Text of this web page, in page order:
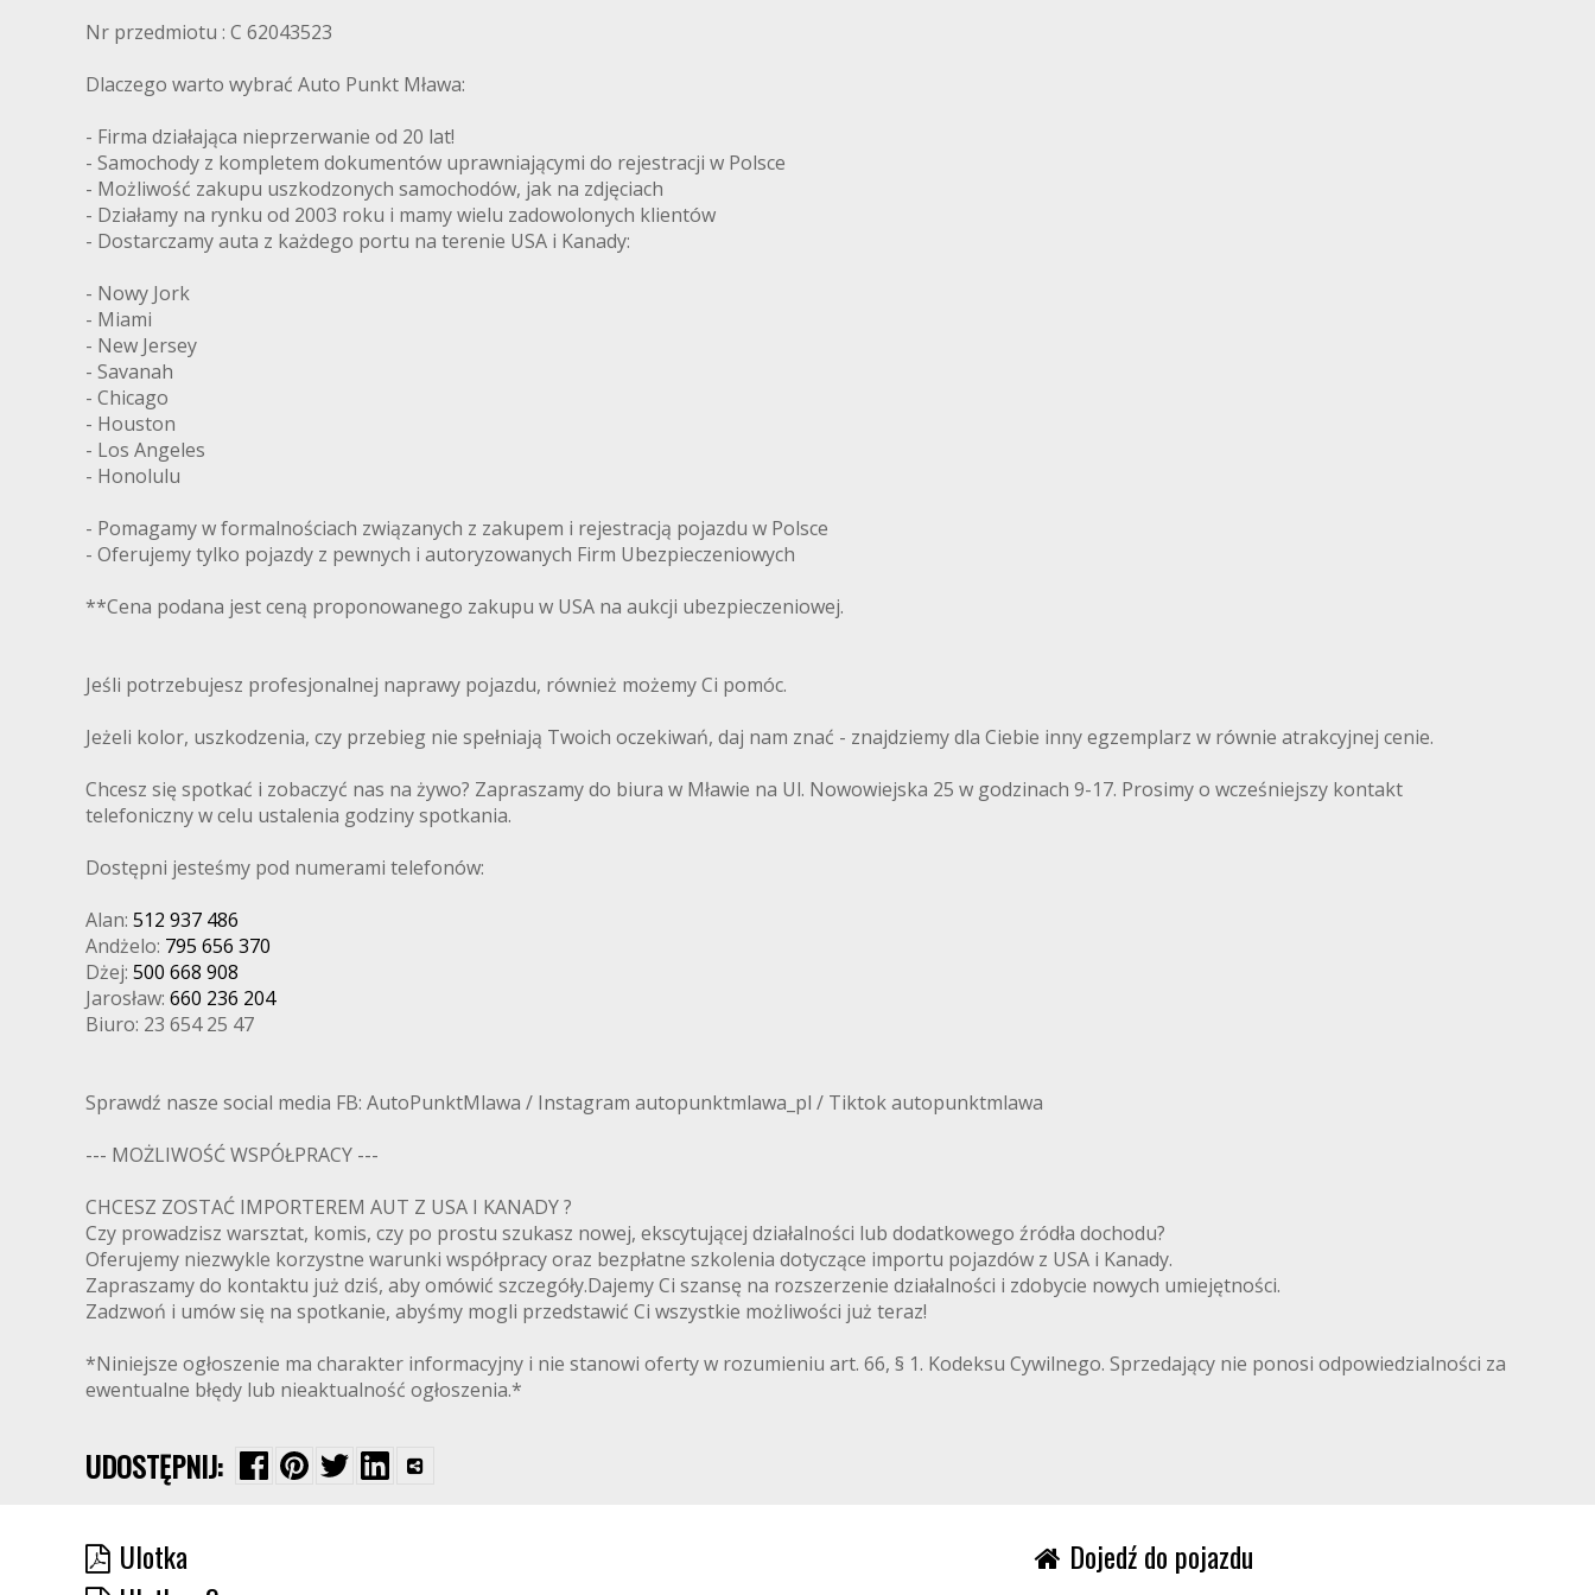
Nr przedmiotu : C 62043523
Dlaczego warto wybrać Auto Punkt Mława:
- Firma działająca nieprzerwanie od 20 lat!
- Samochody z kompletem dokumentów uprawniającymi do rejestracji w Polsce
- Możliwość zakupu uszkodzonych samochodów, jak na zdjęciach
- Działamy na rynku od 2003 roku i mamy wielu zadowolonych klientów
- Dostarczamy auta z każdego portu na terenie USA i Kanady:
- Nowy Jork
- Miami
- New Jersey
- Savanah
- Chicago
- Houston
- Los Angeles
- Honolulu
- Pomagamy w formalnościach związanych z zakupem i rejestracją pojazdu w Polsce
- Oferujemy tylko pojazdy z pewnych i autoryzowanych Firm Ubezpieczeniowych
**Cena podana jest ceną proponowanego zakupu w USA na aukcji ubezpieczeniowej.
Jeśli potrzebujesz profesjonalnej naprawy pojazdu, również możemy Ci pomóc.
Jeżeli kolor, uszkodzenia, czy przebieg nie spełniają Twoich oczekiwań, daj nam znać - znajdziemy dla Ciebie inny egzemplarz w równie atrakcyjnej cenie.
Chcesz się spotkać i zobaczyć nas na żywo? Zapraszamy do biura w Mławie na Ul. Nowowiejska 25 w godzinach 9-17. Prosimy o wcześniejszy kontakt
telefoniczny w celu ustalenia godziny spotkania.
Dostępni jesteśmy pod numerami telefonów:
Alan: 512 937 486
Andżelo: 795 656 370
Dżej: 500 668 908
Jarosław: 660 236 204
Biuro: 23 654 25 47
Sprawdź nasze social media FB: AutoPunktMlawa / Instagram autopunktmlawa_pl / Tiktok autopunktmlawa
--- MOŻLIWOŚĆ WSPÓŁPRACY ---
CHCESZ ZOSTAĆ IMPORTEREM AUT Z USA I KANADY ?
Czy prowadzisz warsztat, komis, czy po prostu szukasz nowej, ekscytującej działalności lub dodatkowego źródła dochodu?
Oferujemy niezwykle korzystne warunki współpracy oraz bezpłatne szkolenia dotyczące importu pojazdów z USA i Kanady.
Zapraszamy do kontaktu już dziś, aby omówić szczegóły.Dajemy Ci szansę na rozszerzenie działalności i zdobycie nowych umiejętności.
Zadzwoń i umów się na spotkanie, abyśmy mogli przedstawić Ci wszystkie możliwości już teraz!
*Niniejsze ogłoszenie ma charakter informacyjny i nie stanowi oferty w rozumieniu art. 66, § 1. Kodeksu Cywilnego. Sprzedający nie ponosi odpowiedzialności za
ewentualne błędy lub nieaktualność ogłoszenia.*
UDOSTĘPNIJ:
Ulotka
Dojedź do pojazdu